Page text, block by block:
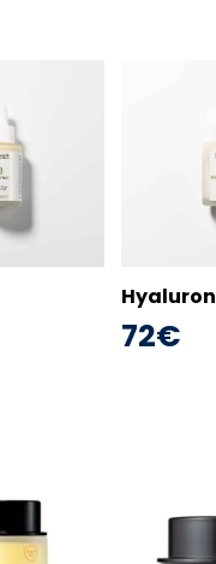
Hyaluron
72€